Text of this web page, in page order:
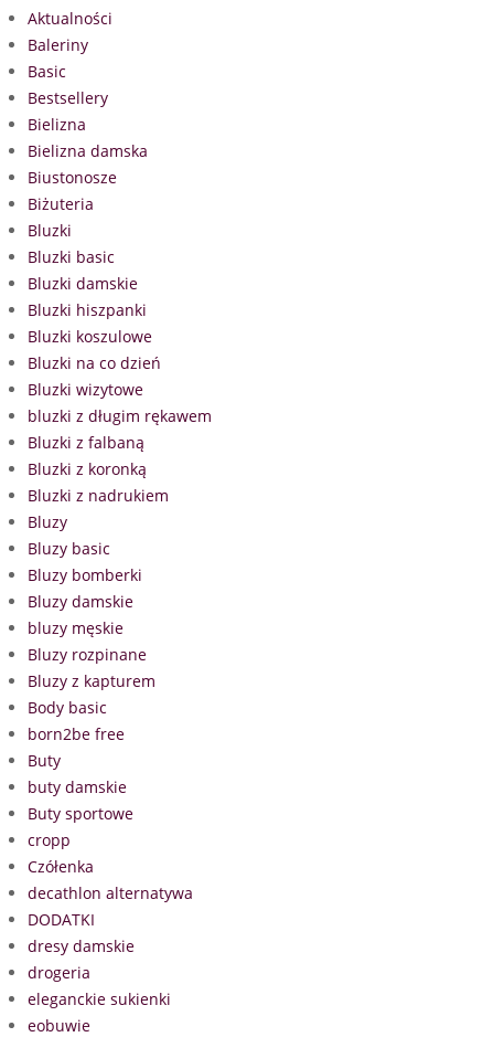
Aktualności
Baleriny
Basic
Bestsellery
Bielizna
Bielizna damska
Biustonosze
Biżuteria
Bluzki
Bluzki basic
Bluzki damskie
Bluzki hiszpanki
Bluzki koszulowe
Bluzki na co dzień
Bluzki wizytowe
bluzki z długim rękawem
Bluzki z falbaną
Bluzki z koronką
Bluzki z nadrukiem
Bluzy
Bluzy basic
Bluzy bomberki
Bluzy damskie
bluzy męskie
Bluzy rozpinane
Bluzy z kapturem
Body basic
born2be free
Buty
buty damskie
Buty sportowe
cropp
Czółenka
decathlon alternatywa
DODATKI
dresy damskie
drogeria
eleganckie sukienki
eobuwie